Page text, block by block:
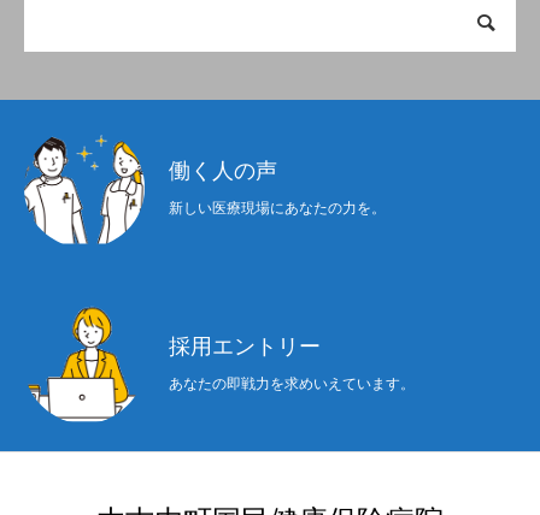
働く人の声
新しい医療現場にあなたの力を。
採用エントリー
あなたの即戦力を求めいえています。